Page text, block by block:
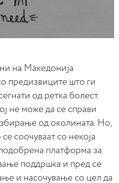
на Македонија
предизвиците што ги
од ретка болест.
не може да се справи
од околината. Но,
соочуваат со некоја
платформа за
поддршка и пред се
и насочување со цел да